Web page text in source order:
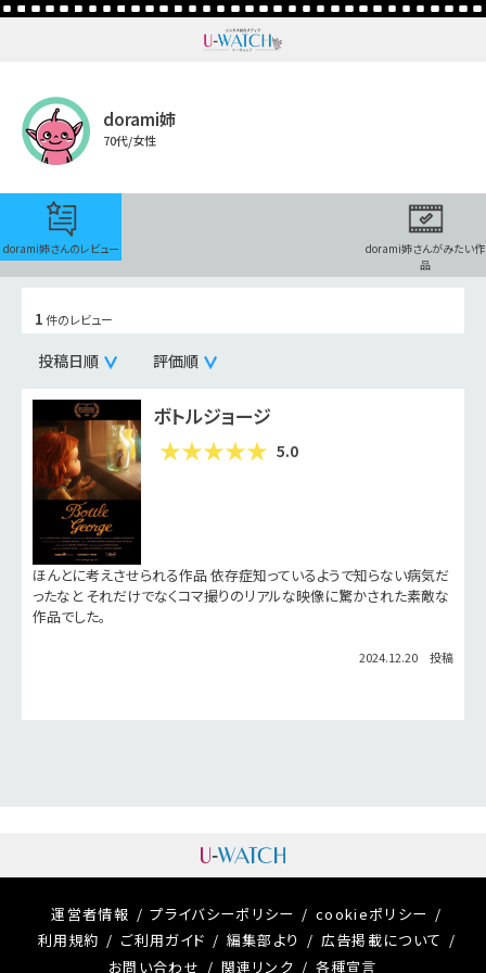
dorami姉
70代/女性
dorami姉さんのレビュー
dorami姉さんがみたい作
品
1件のレビュー
投稿日順 評価順
ボトルジョージ
5.0
ほんとに考えさせられる作品 依存症知っているようで知らない病気だ
ったなと それだけでなくコマ撮りのリアルな映像に驚かされた素敵な
作品でした。
2024.12.20 投稿
運営者情報 プライバシーポリシー
cookieポリシー
利用規約
ご利用ガイド 編集部より
広告掲載について
お問い合わせ
関連リンク 各種宣言